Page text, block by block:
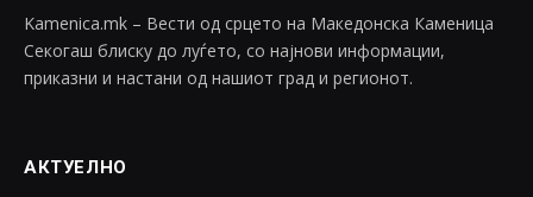
Kamenica.mk – Вести од срцето на Македонска Каменица
Секогаш блиску до луѓето, со најнови информации,
приказни и настани од нашиот град и регионот.
АКТУЕЛНО